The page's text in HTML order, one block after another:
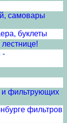
самовары
буклеты
-
и фильтрующих
фильтров